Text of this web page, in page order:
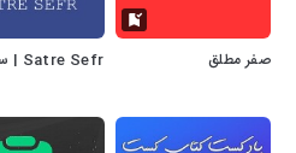
صفر مطلق Satre Sefr | سطر صفر